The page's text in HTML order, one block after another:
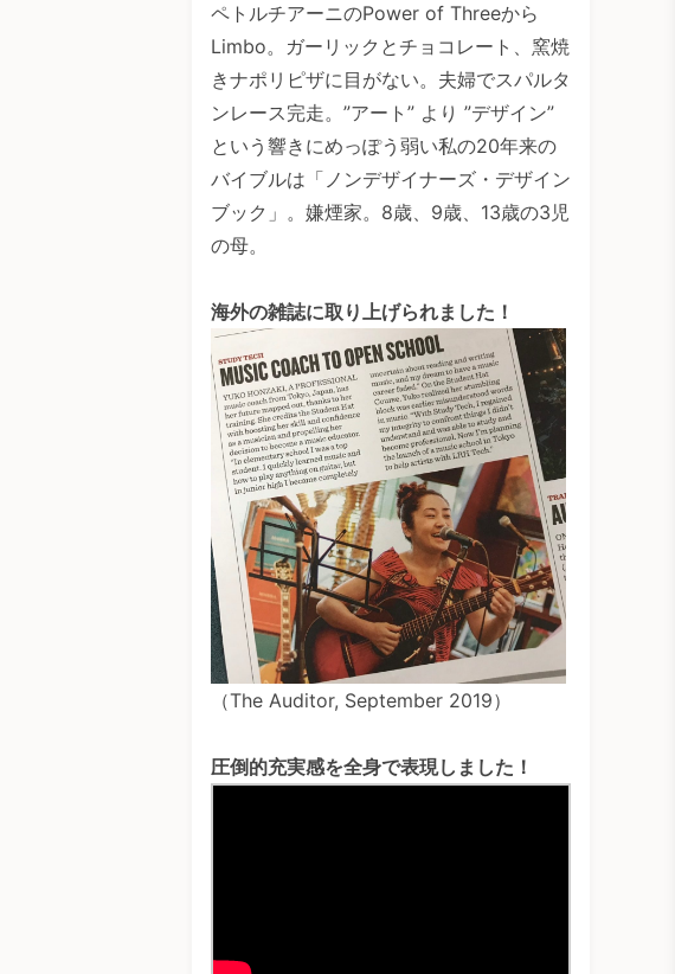
ペトルチアーニのPower of Threeから
Limbo。ガーリックとチョコレート、窯焼
きナポリピザに目がない。夫婦でスパルタ
ンレース完走。”アート” より ”デザイン”
という響きにめっぽう弱い私の20年来の
バイブルは「ノンデザイナーズ・デザイン
ブック」。嫌煙家。8歳、9歳、13歳の3児
の母。
海外の雑誌に取り上げられました！
（The Auditor, September 2019）
圧倒的充実感を全身で表現しました！